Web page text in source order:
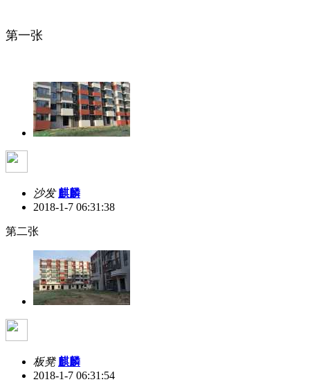
第一张
沙发 麒麟
2018-1-7 06:31:38
第二张
板凳 麒麟
2018-1-7 06:31:54